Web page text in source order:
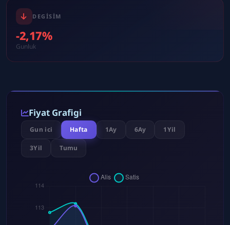
DEGISIM
-2,17%
Gunluk
Fiyat Grafigi
Gun ici Hafta 1Ay 6Ay 1Yil
3Yil Tumu